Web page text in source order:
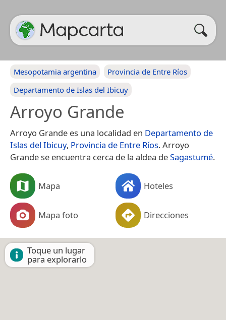
Mesopotamia argentina
Provincia de Entre Ríos
Departamento de Islas del Ibicuy
Arroyo Grande
Arroyo Grande es una localidad en Departamento de
Islas del Ibicuy, Provincia de Entre Ríos. Arroyo
Grande se encuentra cerca de la aldea deSagastumé.
Mapa Hoteles
Mapa foto Direcciones
Toque un lugar
para explorarlo